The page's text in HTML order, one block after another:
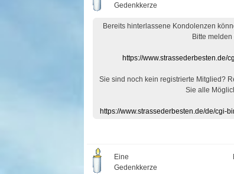
Gedenkkerze
Bereits hinterlassene Kondolenzen
Bitte
https://www.strassederbesten.de/
Sie sind noch kein registrierte Mitglied?
Sie alle
https://www.strassederbesten.de/de/cgi-
Eine
Gedenkkerze